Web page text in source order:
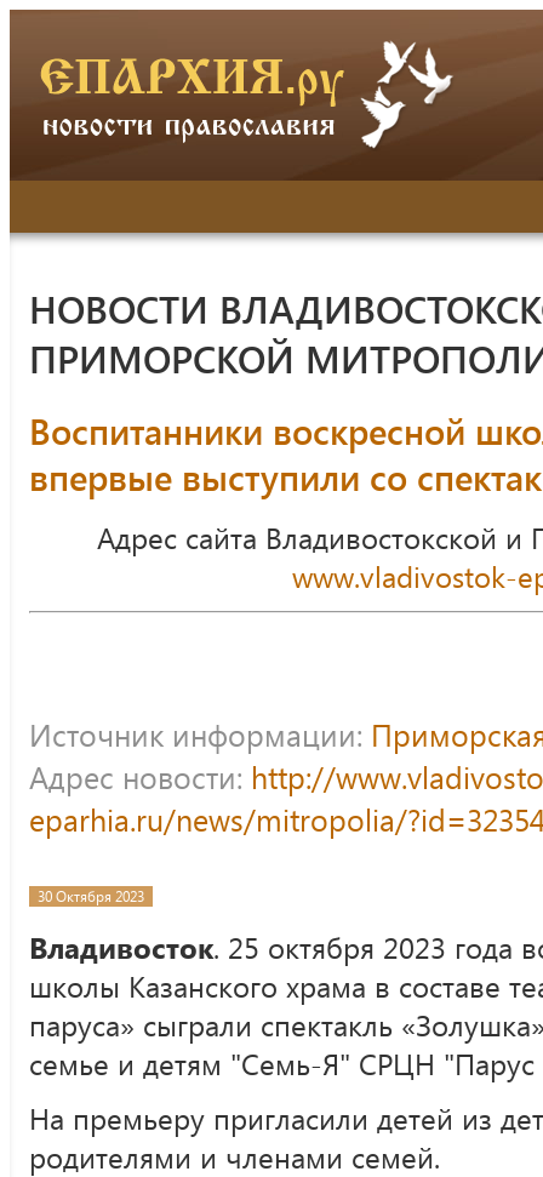
НОВОСТИ
ПРИМОРСКОЙ
Воспитанники воскресной
впервые выступили со
Адрес сайта Владивостокской
www.vladivostok-
Источник информации:
Адрес новости: http://
eparhia.ru/news/mitropolia/
30 Октября 2023
Владивосток. 25 октября 2023 года
школы Казанского храма в составе
паруса» сыграли спектакль
семье и детям "Семь-Я" СРЦН
На премьеру пригласили детей из
родителями и членами семей.